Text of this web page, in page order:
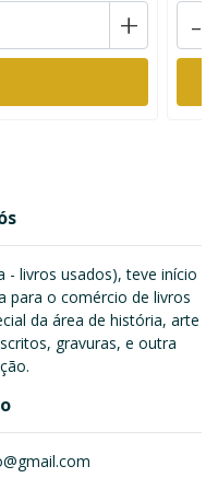
+ -
- livros usados), teve início
para o comércio de livros
da área de história, arte
gravuras, e outra